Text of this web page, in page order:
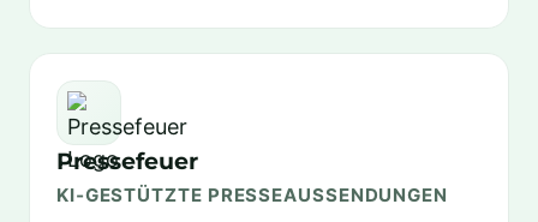
Pressefeuer
KI‑GESTÜTZTE PRESSEAUSSENDUNGEN